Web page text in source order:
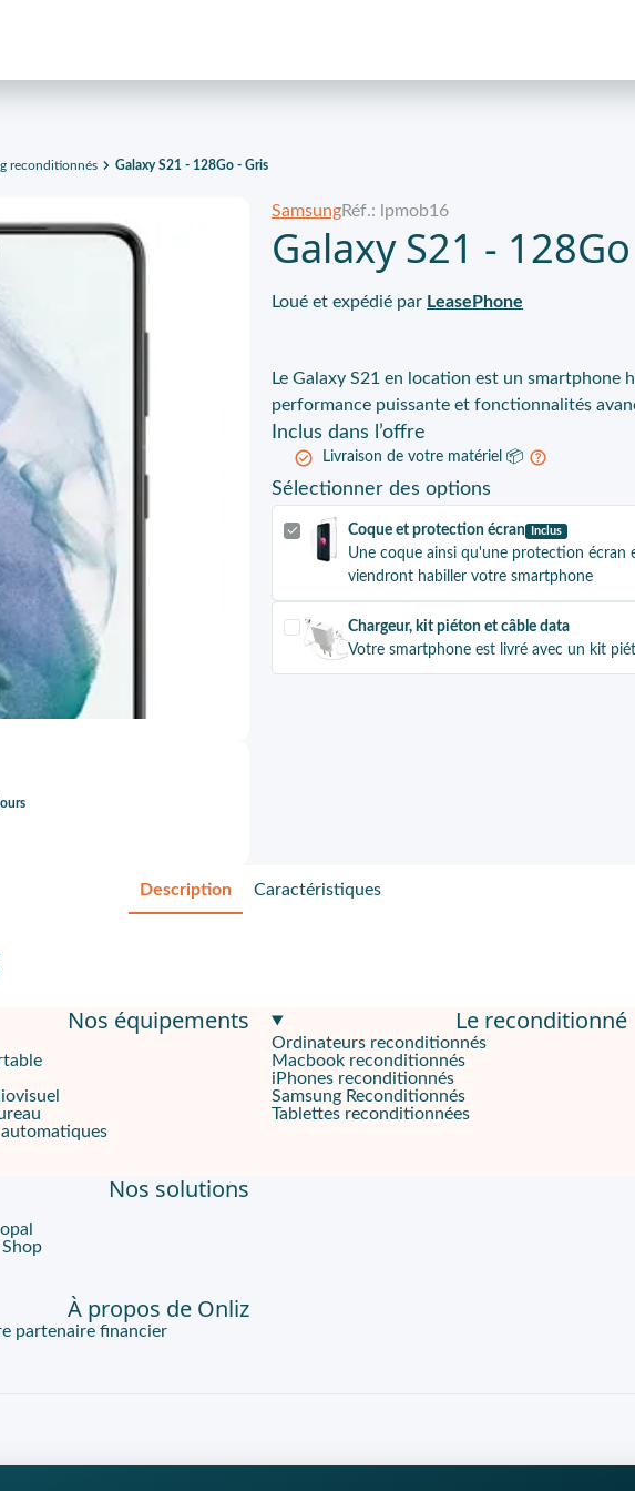
reconditionnés Galaxy S21 - 128Go - Gris
SamsungRéf.: lpmob16
Galaxy S21 -
Loué et expédié par LeasePhone
Le Galaxy S21 en location est un smartphone
performance puissante et fonctionnalités
Inclus dans l’offre
Livraison de votre matériel 📦
Sélectionner des options
Coque et protection écran Inclus
Une coque ainsi qu'une protection écran
viendront habiller votre smartphone
Chargeur, kit piéton et câble data
Votre smartphone est livré avec un kit
Description Caractéristiques
en aluminium et un dos en plastique renforcé. Son écran Dynamic
2100 (ou Snapdragon 888 selon les régions), couplé à 8 Go de
vous bénéficiez d'une offre premium vous permettant d'utiliser votre
Nos équipements Le reconditionné
Ordinateurs reconditionnés
Macbook reconditionnés
iPhones reconditionnés
Samsung Reconditionnés
Tablettes reconditionnées
Nos solutions
À propos de Onliz
partenaire financier